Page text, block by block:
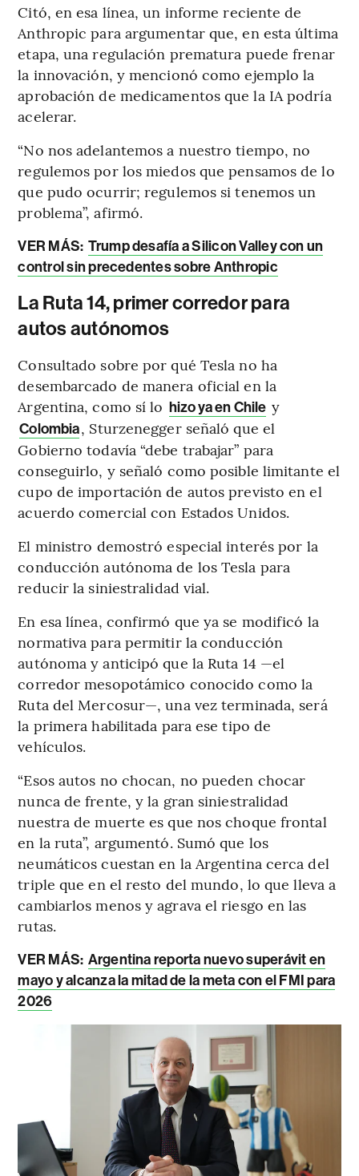
Citó, en esa línea, un informe reciente de
Anthropic para argumentar que, en esta última
etapa, una regulación prematura puede frenar
la innovación, y mencionó como ejemplo la
aprobación de medicamentos que la IA podría
acelerar.
“No nos adelantemos a nuestro tiempo, no
regulemos por los miedos que pensamos de lo
que pudo ocurrir; regulemos si tenemos un
problema”, afirmó.
VER MÁS: Trump desafía a Silicon Valley con un
control sin precedentes sobre Anthropic
La Ruta 14, primer corredor para
autos autónomos
Consultado sobre por qué Tesla no ha
desembarcado de manera oficial en la
Argentina, como sí lo hizo ya en Chile y
Colombia, Sturzenegger señaló que el
Gobierno todavía “debe trabajar” para
conseguirlo, y señaló como posible limitante el
cupo de importación de autos previsto en el
acuerdo comercial con Estados Unidos.
El ministro demostró especial interés por la
conducción autónoma de los Tesla para
reducir la siniestralidad vial.
En esa línea, confirmó que ya se modificó la
normativa para permitir la conducción
autónoma y anticipó que la Ruta 14 —el
corredor mesopotámico conocido como la
Ruta del Mercosur—, una vez terminada, será
la primera habilitada para ese tipo de
vehículos.
“Esos autos no chocan, no pueden chocar
nunca de frente, y la gran siniestralidad
nuestra de muerte es que nos choque frontal
en la ruta”, argumentó. Sumó que los
neumáticos cuestan en la Argentina cerca del
triple que en el resto del mundo, lo que lleva a
cambiarlos menos y agrava el riesgo en las
rutas.
VER MÁS: Argentina reporta nuevo superávit en
mayo y alcanza la mitad de la meta con el FMI para
2026